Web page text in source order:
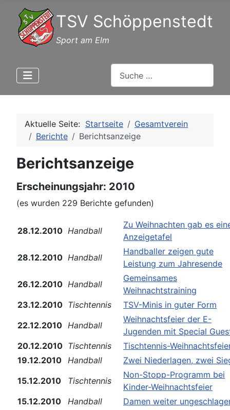
TSV Schöppenstedt
Sport am Elm
Aktuelle Seite: Startseite
Gesamtverein
Berichte
Berichtsanzeige
Berichtsanzeige
Erscheinungsjahr: 2010
(es wurden 229 Berichte gefunden)
28.12.2010 Handball
Zu Weihnachten gab es
Anzeigetafel
28.12.2010 Handball
Handballer zeigen gute
Leistung zum Jahresende
26.12.2010 Handball
Gemeinsames
Weihnachtstraining
23.12.2010 Tischtennis
TSV-Minis in guter Form
22.12.2010 Handball
Weihnachtsfeier der E-
Jugenden mit Special
20.12.2010 Tischtennis
Tischtennis-
19.12.2010 Handball
Zwei Niederlagen, zwei
15.12.2010
Tischtennis
Non-Stopp-Programm bei
Kinder-Weihnachtsfeier
15.12.2010
Handball
Damen weiter